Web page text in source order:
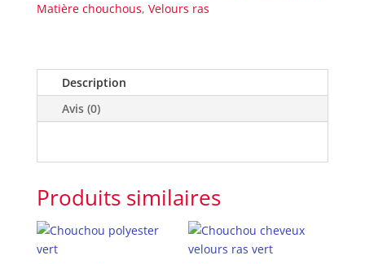
bleu
Matière chouchous, Velours ras
Description
Avis (0)
Produits similaires